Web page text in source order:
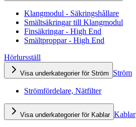
Klangmodul - Säkringshållare
Smältsäkringar till Klangmodul
Finsäkringar - High End
Smältproppar - High End
Hörlursställ
Visa underkategorier för Ström Ström
Strömfördelare, Nätfilter
Visa underkategorier för Kablar Kablar